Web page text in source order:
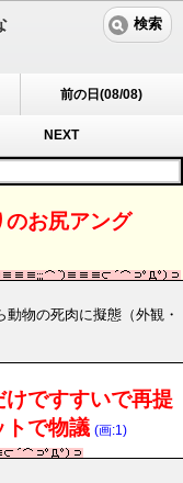
検索
前の日(08/08)
NEXT
お尻アング
動物の死肉に擬態（外観・
ですすいで再提
で物議 (画:1)